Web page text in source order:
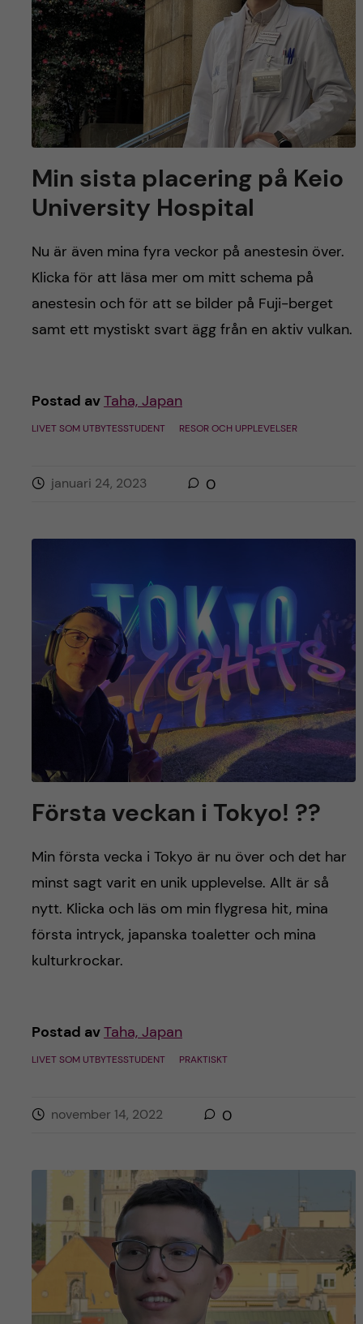
Min sista placering på Keio
University Hospital
Nu är även mina fyra veckor på anestesin över.
Klicka för att läsa mer om mitt schema på
anestesin och för att se bilder på Fuji-berget
samt ett mystiskt svart ägg från en aktiv vulkan.
Postad avTaha, Japan
LIVET SOM UTBYTESSTUDENT RESOR OCH UPPLEVELSER
januari 24, 2023 0
Första veckan i Tokyo! ??
Min första vecka i Tokyo är nu över och det har
minst sagt varit en unik upplevelse. Allt är så
nytt. Klicka och läs om min flygresa hit, mina
första intryck, japanska toaletter och mina
kulturkrockar.
Postad avTaha, Japan
LIVET SOM UTBYTESSTUDENT PRAKTISKT
november 14, 2022 0